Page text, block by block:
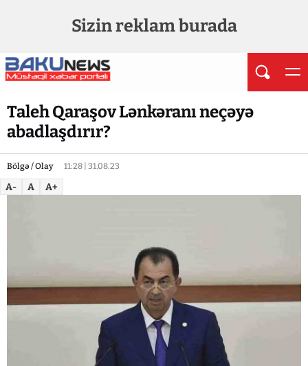
Sizin reklam burada
Taleh Qaraşov Lənkəranı neçəyə
abadlaşdırır?
Bölgə / Olay 11:28 | 31.08.23
A- A A+